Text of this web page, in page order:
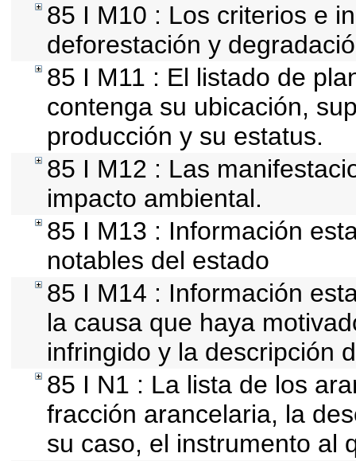
85 I M10 : Los criterios e
deforestación y
85 I M11 : El listado de
contenga su ubicación,
producción y su estatus.
85 I M12 : Las
impacto ambiental.
85 I M13 : Información
notables del estado
85 I M14 : Información
la causa que haya
infringido y la descripción
85 I N1 : La lista de los
fracción arancelaria, la
su caso, el instrumento al